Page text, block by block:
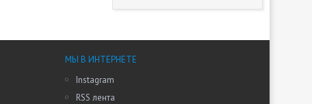
МЫ В ИНТЕРНЕТЕ
Instagram
RSS лента